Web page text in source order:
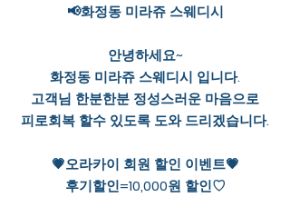
📢화정동 미라쥬 스웨디시
안녕하세요~
화정동 미라쥬 스웨디시 입니다.
고객님 한분한분 정성스러운 마음으로
피로회복 할수 있도록 도와 드리겠습니다.
💗오라카이 회원 할인 이벤트💗
후기할인=10,000원 할인♡